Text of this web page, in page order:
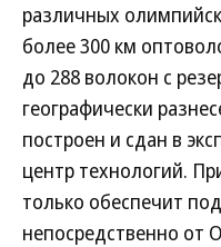
различных
более 300 км
до 288 волокон с
географически
построен и сдан в
центр технологий.
только обеспечит
непосредственно от